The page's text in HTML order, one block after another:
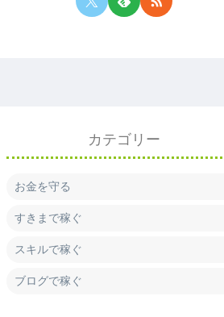
カテゴリー
お金を守る
すきまで稼ぐ
スキルで稼ぐ
ブログで稼ぐ